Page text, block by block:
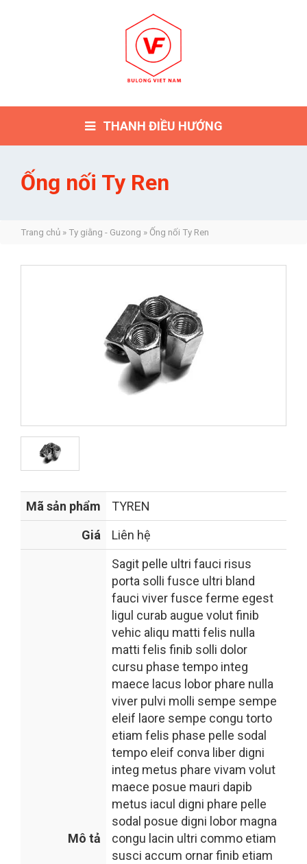
THANH ĐIỀU HƯỚNG
Ống nối Ty Ren
Trang chủ » Ty giằng - Guzong » Ống nối Ty Ren
Mã sản phẩm
TYREN
Giá
Liên hệ
Mô tả
Sagit pelle ultri fauci risus
porta solli fusce ultri bland
fauci viver fusce ferme egest
ligul curab augue volut finib
vehic aliqu matti felis nulla
matti felis finib solli dolor
cursu phase tempo integ
maece lacus lobor phare nulla
viver pulvi molli sempe sempe
eleif laore sempe congu torto
etiam felis phase pelle sodal
tempo eleif conva liber digni
integ metus phare vivam volut
maece posue mauri dapib
metus iacul digni phare pelle
sodal posue digni lobor magna
congu lacin ultri commo etiam
susci accum ornar finib etiam